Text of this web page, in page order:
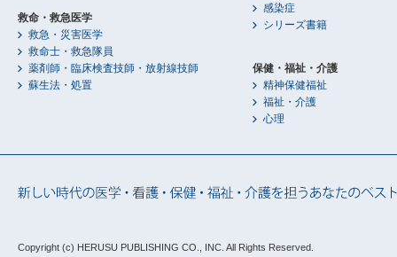
救命・救急医学
救急・災害医学
救命士・救急隊員
薬剤師・臨床検査技師・放射線技師
蘇生法・処置
感染症
シリーズ書籍
保健・福祉・介護
精神保健福祉
福祉・介護
心理
Copyright (c) HERUSU PUBLISHING CO., INC. All Rights Reserved.